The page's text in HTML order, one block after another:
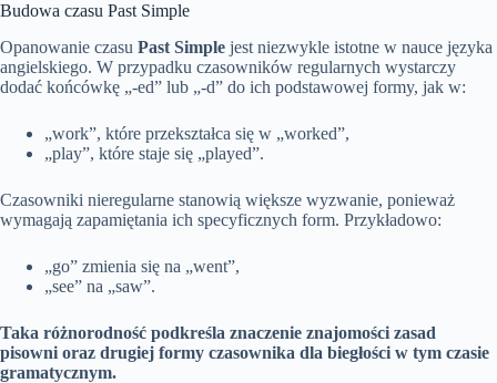
Budowa czasu Past Simple
Opanowanie czasu Past Simple jest niezwykle istotne w nauce języka
angielskiego. W przypadku czasowników regularnych wystarczy
dodać końcówkę „-ed” lub „-d” do ich podstawowej formy, jak w:
„work”, które przekształca się w „worked”,
„play”, które staje się „played”.
Czasowniki nieregularne stanowią większe wyzwanie, ponieważ
wymagają zapamiętania ich specyficznych form. Przykładowo:
„go” zmienia się na „went”,
„see” na „saw”.
Taka różnorodność podkreśla znaczenie znajomości zasad
pisowni oraz drugiej formy czasownika dla biegłości w tym czasie
gramatycznym.